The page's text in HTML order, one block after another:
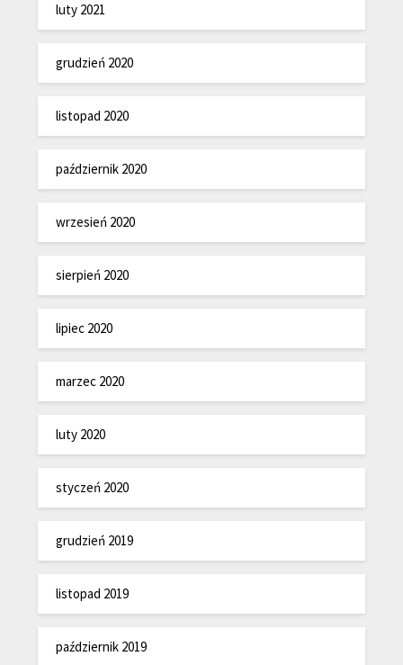
luty 2021
grudzień 2020
listopad 2020
październik 2020
wrzesień 2020
sierpień 2020
lipiec 2020
marzec 2020
luty 2020
styczeń 2020
grudzień 2019
listopad 2019
październik 2019